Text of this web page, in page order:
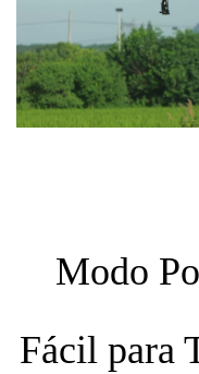
Modo
Fácil para